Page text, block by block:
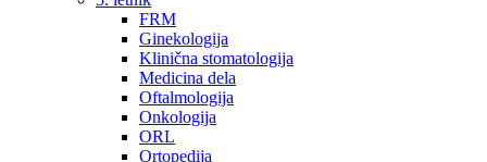
FRM
Ginekologija
Klinična stomatologija
Medicina dela
Oftalmologija
Onkologija
ORL
Ortopedija